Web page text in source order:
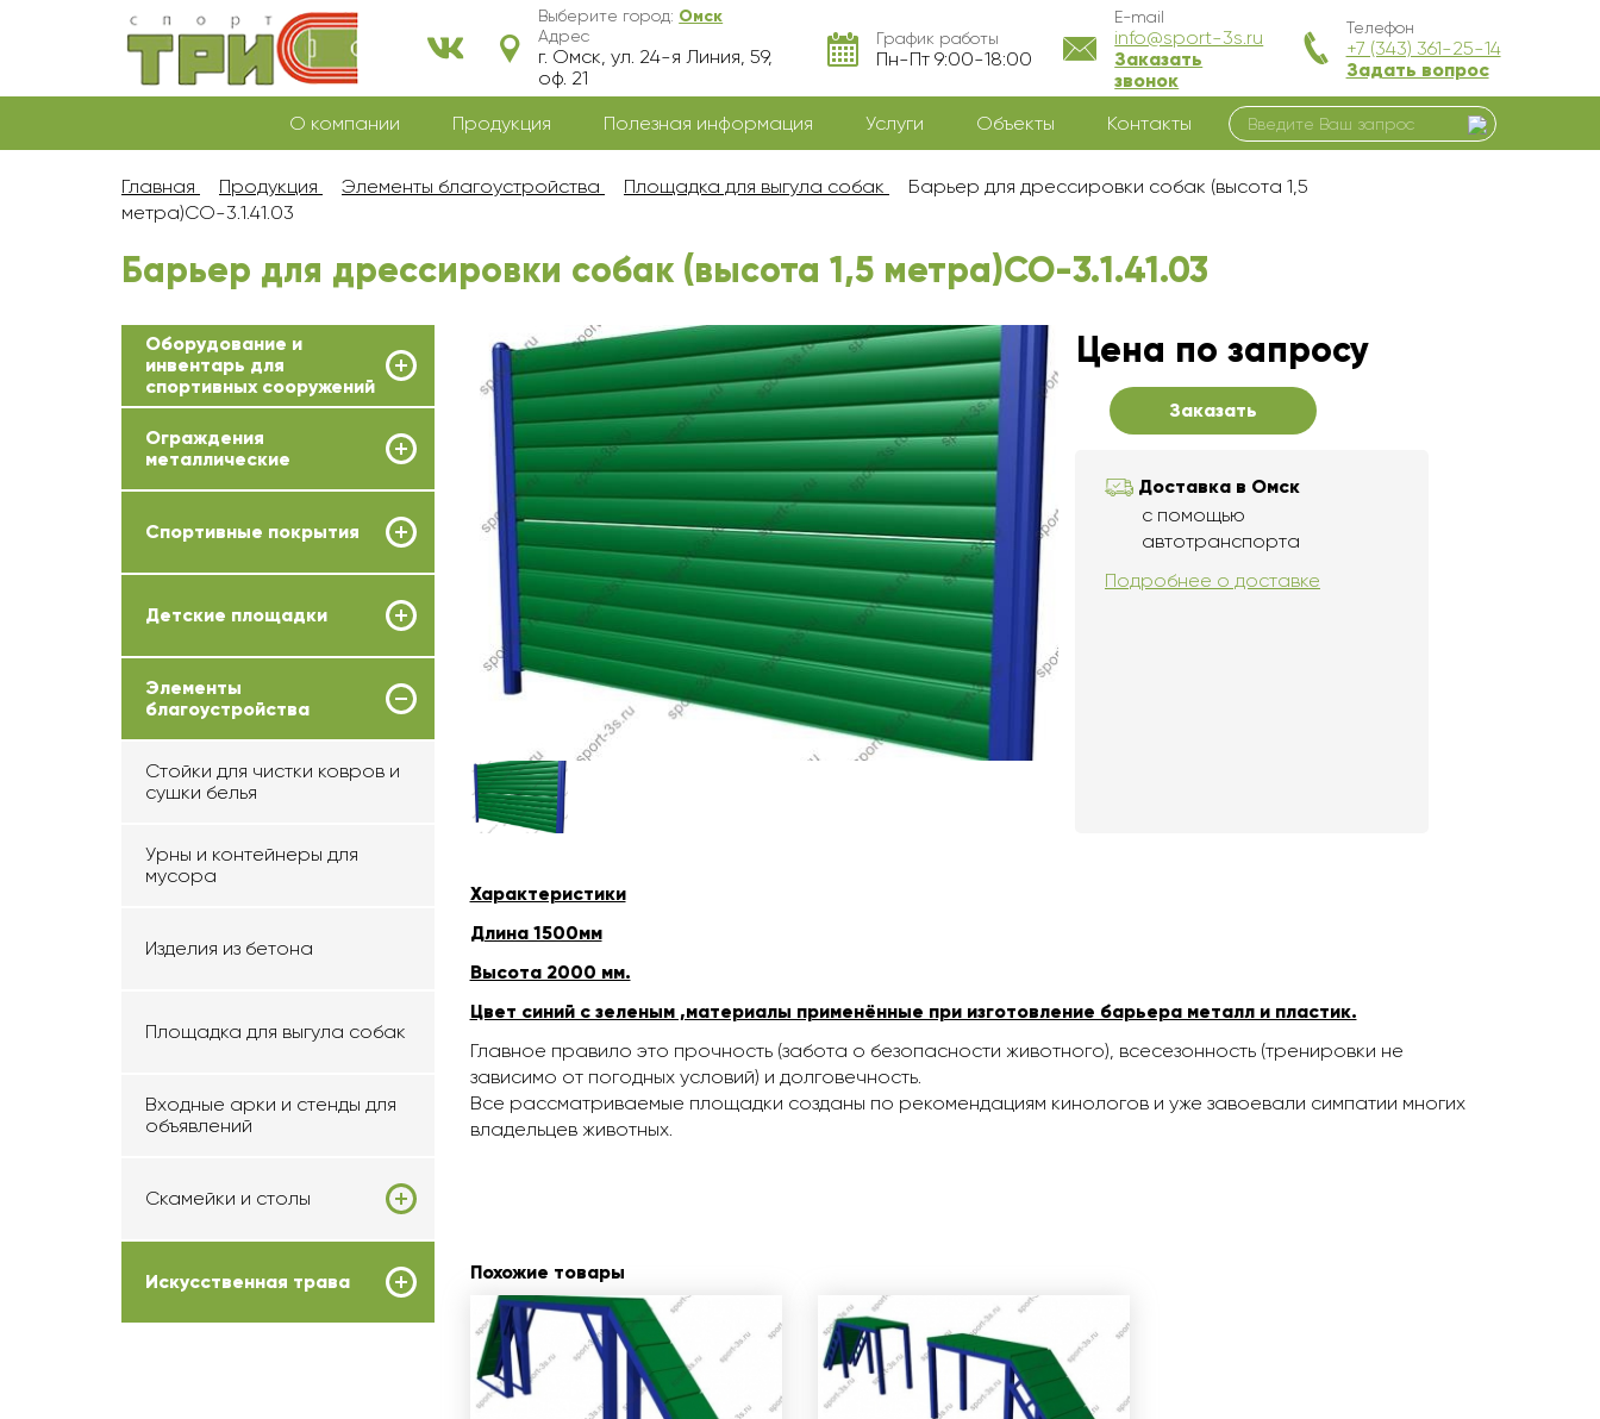
Выберите город: Омск
Адрес
г. Омск, ул. 24-я Линия, 59,
оф. 21
График работы
Пн-Пт 9:00-18:00
E-mail
info@sport-3s.ru
Заказать
звонок
Телефон
+7 (343) 361-25-14
Задать вопрос
О компании Продукция Полезная информация Услуги Объекты Контакты
Главная Продукция Элементы благоустройства Площадка для выгула собак
Барьер для дрессировки собак (высота 1,5
метра)СО-3.1.41.03
Барьер для дрессировки собак (высота 1,5 метра)СО-3.1.41.03
Оборудование и
инвентарь для
спортивных сооружений
Ограждения
металлические
Спортивные покрытия
Детские площадки
Элементы
благоустройства
Стойки для чистки ковров и
сушки белья
Урны и контейнеры для
мусора
Изделия из бетона
Площадка для выгула собак
Входные арки и стенды для
объявлений
Скамейки и столы
Искусственная трава
Цена по запросу
Заказать
Доставка в Омск
с помощью
автотранспорта
Подробнее о доставке
Характеристики
Длина 1500мм
Высота 2000 мм.
Цвет синий с зеленым ,материалы применённые при изготовление барьера металл и пластик.
Главное правило это прочность (забота о безопасности животного), всесезонность (тренировки не
зависимо от погодных условий) и долговечность.
Все рассматриваемые площадки созданы по рекомендациям кинологов и уже завоевали симпатии многих
владельцев животных.
Похожие товары